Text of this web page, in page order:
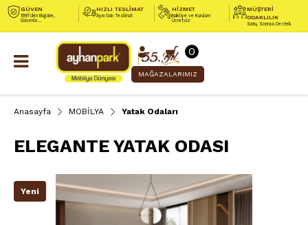
GÜVEN
1991’den Bugüne,
Güvenle...
HIZLI TESLİMAT
Aynı Gün Teslimat
HİZMET
Nakliye ve Kurulum
Ücretsiz
MÜŞTERİ
ODAKLILIK
Satış Sonrası Destek
0
MAĞAZALARIMIZ
Anasayfa MOBİLYA Yatak Odaları
ELEGANTE YATAK ODASI
Yeni